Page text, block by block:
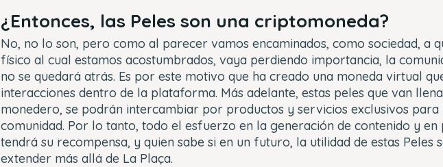
¿Entonces, las Peles son una criptomoneda?
No, no lo son, pero como al parecer vamos encaminados, como sociedad, a
físico al cual estamos acostumbrados, vaya perdiendo importancia, la
no se quedará atrás. Es por este motivo que ha creado una moneda virtual
interacciones dentro de la plataforma. Más adelante, estas peles que van
monedero, se podrán intercambiar por productos y servicios exclusivos para
comunidad. Por lo tanto, todo el esfuerzo en la generación de contenido y en
tendrá su recompensa, y quien sabe si en un futuro, la utilidad de estas Peles
extender más allá de La Plaça.